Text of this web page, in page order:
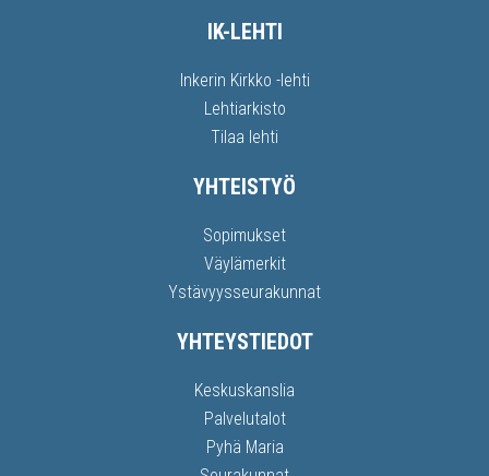
IK-LEHTI
Inkerin Kirkko -lehti
Lehtiarkisto
Tilaa lehti
YHTEISTYÖ
Sopimukset
Väylämerkit
Ystävyysseurakunnat
YHTEYSTIEDOT
Keskuskanslia
Palvelutalot
Pyhä Maria